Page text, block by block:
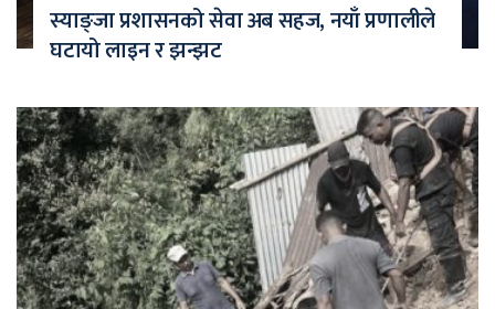
स्याङ्जा प्रशासनको सेवा अब सहज, नयाँ प्रणालीले
घटायो लाइन र झन्झट